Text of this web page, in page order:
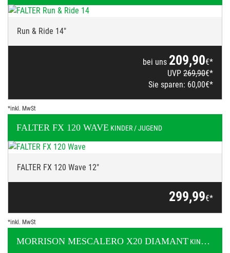
Run & Ride 14"
bei uns 209,90€*
UVP 269,90€*
Sie sparen: 60,00€*
*inkl. MwSt
FALTER FX 120 WAVE KINDER / JUGEND
FALTER FX 120 Wave 12"
299,99€*
*inkl. MwSt
MORRISON MESCALERO X20 DIAMANT KINDER / JUGEND